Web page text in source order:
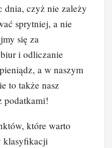
dnia, czyż nie zależy
sprytniej, a nie
się za
i odliczanie
a w naszym
to także nasz
podatkami!
które warto
klasyfikacji